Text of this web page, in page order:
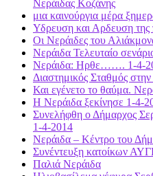
Νεράιδας Κοζάνης
μια καινούργια μέρα
Υδρευση και Αρδευση της
Οι Νεράιδες του
Νεράιδα Τελευταίο
Νεράιδα: Ηρθε……. 1-4-
Διαστημικός Σταθμός
Και εγένετο το θαύμα.
Η Νεράιδα ξεκίνησε 1-4-
Συνελήφθη ο Δήμαρχος
1-4-2014
Νεράιδα – Κέντρο του
Συνέντευξη κατοίκων
Παλιά Νεράιδα